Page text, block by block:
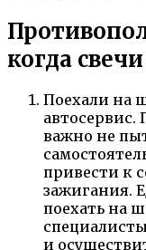
когда
Поехали на
автосервис.
важно не
привести к
зажигания.
поехать на
и